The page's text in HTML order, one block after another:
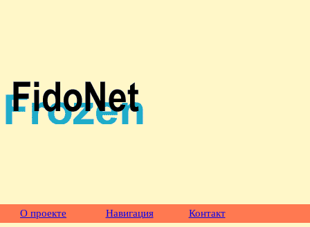
О проекте Навигация Контакт